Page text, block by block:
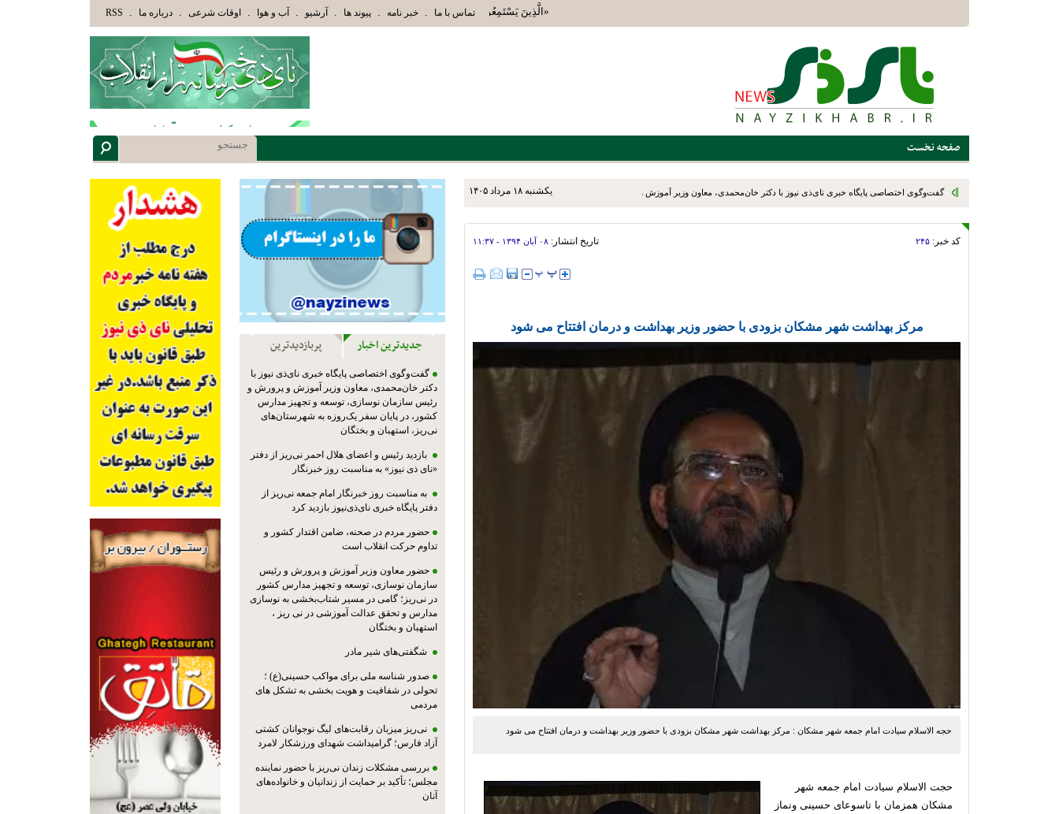
«الَّذِينَ يَسْتَمِعُونَ الْقَوْلَ فَيَتَّبِعُونَ أَحْسَنَهُ أُوْلَئِكَ الَّذِينَ هَدَاهُمُ اللَّهُ وَأُوْلَئِكَ هُمْ أُوْلُوا الْأَلْبَابِ» عاقلان هدایت یافته،حرفها را میشنوند و سپس
تماس با ما . خبر نامه . پیوند ها . آرشیو . آب و هوا . اوقات شرعی . درباره ما .
RSS
صفحه نخست
يکشنبه ۱۸ مرداد ۱۴۰۵ گفت‌وگوی اختصاصی پایگاه خبری نای‌ذی نیوز با دکتر خان‌محمدی، معاون وزیر آموزش و پرورش و
استهبان و بختگانکد خبر: ۲۴۵ تاریخ انتشار: ۰۸ آبان ۱۳۹۴ - ۱۱:۳۷
مرکز بهداشت شهر مشکان بزودی با حضور وزیر بهداشت و درمان افتتاح می شود
حجه الاسلام سیادت امام جمعه شهر مشکان : مرکز بهداشت شهر مشکان بزودی با حضور وزیر بهداشت و درمان افتتاح می شود
حجت الاسلام سیادت امام جمعه شهر
مشکان همزمان با تاسوعای حسینی ونماز
جدیدترین اخبار پربازدیدترین
گفت‌وگوی اختصاصی پایگاه خبری نای‌ذی نیوز با
دکتر خان‌محمدی، معاون وزیر آموزش و پرورش و
رئیس سازمان نوسازی، توسعه و تجهیز مدارس
کشور، در پایان سفر یک‌روزه به شهرستان‌های
نی‌ریز، استهبان و بختگان
بازدید رئیس و اعضای هلال احمر نی‌ریز از دفتر
«نای ذی نیوز» به مناسبت روز خبرنگار
به مناسبت روز خبرنگار امام جمعه نی‌ریز از
دفتر پایگاه خبری نای‌ذی‌نیوز بازدید کرد
حضور مردم در صحنه، ضامن اقتدار کشور و
تداوم حرکت انقلاب است
حضور معاون وزیر آموزش و پرورش و رئیس
سازمان نوسازی، توسعه و تجهیز مدارس کشور
در نی‌ریز؛ گامی در مسیر شتاب‌بخشی به نوسازی
مدارس و تحقق عدالت آموزشی در نی ریز ،
استهبان و بختگان
شگفتی‌های شیر مادر
صدور شناسه ملی برای مواکب حسینی(ع) ؛
تحولی در شفافیت و هویت بخشی به تشکل های
مردمی
نی‌ریز میزبان رقابت‌های لیگ نوجوانان کشتی
آزاد فارس؛ گرامیداشت شهدای ورزشکار لامرد
بررسی مشکلات زندان نی‌ریز با حضور نماینده
مجلس؛ تأکید بر حمایت از زندانیان و خانواده‌های
آنان